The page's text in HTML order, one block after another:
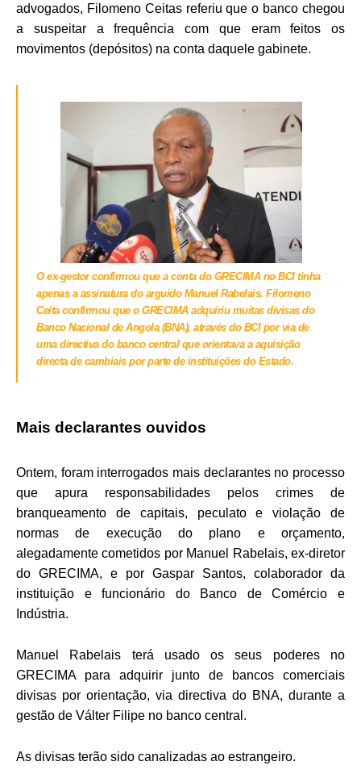
advogados, Filomeno Ceitas referiu que o banco chegou
a suspeitar a frequência com que eram feitos os
movimentos (depósitos) na conta daquele gabinete.
O ex-gestor confirmou que a conta do GRECIMA no BCI tinha
apenas a assinatura do arguido Manuel Rabelais. Filomeno
Ceita confirmou que o GRECIMA adquiriu muitas divisas do
Banco Nacional de Angola (BNA), através do BCI por via de
uma directiva do banco central que orientava a aquisição
directa de cambiais por parte de instituições do Estado.
Mais declarantes ouvidos
Ontem, foram interrogados mais declarantes no processo
que apura responsabilidades pelos crimes de
branqueamento de capitais, peculato e violação de
normas de execução do plano e orçamento,
alegadamente cometidos por Manuel Rabelais, ex-diretor
do GRECIMA, e por Gaspar Santos, colaborador da
instituição e funcionário do Banco de Comércio e
Indústria.
Manuel Rabelais terá usado os seus poderes no
GRECIMA para adquirir junto de bancos comerciais
divisas por orientação, via directiva do BNA, durante a
gestão de Válter Filipe no banco central.
As divisas terão sido canalizadas ao estrangeiro.